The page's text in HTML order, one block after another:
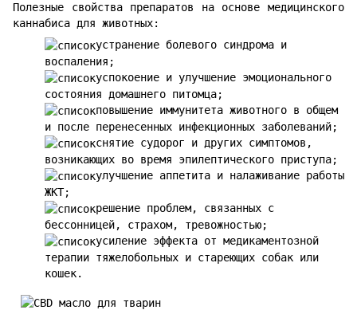
Полезные свойства препаратов на основе медицинского
каннабиса для животных:
устранение болевого синдрома и
воспаления;
успокоение и улучшение эмоционального
состояния домашнего питомца;
повышение иммунитета животного в общем
и после перенесенных инфекционных заболеваний;
снятие судорог и других симптомов,
возникающих во время эпилептического приступа;
улучшение аппетита и налаживание работы
ЖКТ;
решение проблем, связанных с
бессонницей, страхом, тревожностью;
усиление эффекта от медикаментозной
терапии тяжелобольных и стареющих собак или
кошек.